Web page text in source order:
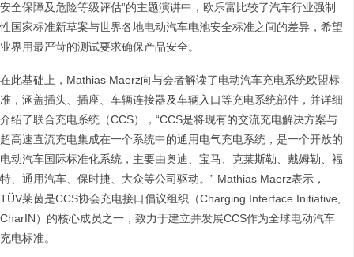
安全保障及危险等级评估”的主题演讲中，欧乐富比较了汽车行业强制
性国家标准新草案与世界各地电动汽车电池安全标准之间的差异，希望
业界用最严苛的测试要求确保产品安全。
在此基础上，Mathias Maerz向与会者解读了电动汽车充电系统欧盟标
准，涵盖插头、插座、车辆连接器及车辆入口等充电系统部件，并详细
介绍了联合充电系统（CCS），“CCS是将现有的交流充电解决方案与
超高速直流充电集成在一个系统中的通用电气充电系统，是一个开放的
电动汽车国际标准化系统，主要由奥迪、宝马、克莱斯勒、戴姆勒、福
特、通用汽车、保时捷、大众等公司驱动。” Mathias Maerz表示，
TÜV莱茵是CCS协会充电接口倡议组织（Charging Interface Initiative,
CharIN）的核心成员之一，致力于建立并发展CCS作为全球电动汽车
充电标准。